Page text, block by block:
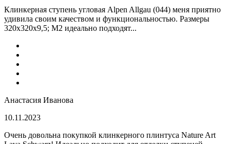
Клинкерная ступень угловая Alpen Allgau (044) меня приятно
удивила своим качеством и функциональностью. Размеры
320x320x9,5; M2 идеально подходят...
Анастасия Иванова
10.11.2023
Очень довольна покупкой клинкерного плинтуса Nature Art